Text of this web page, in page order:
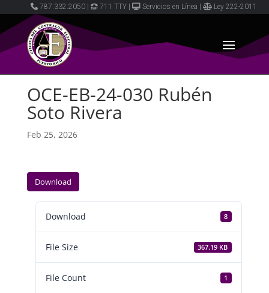
787.332.2050 711 TTY Servicios en Línea Ley 222-2011
OCE-EB-24-030 Rubén
Soto Rivera
Feb 25, 2026
Download
Download 8
File Size 367.19 KB
File Count 1